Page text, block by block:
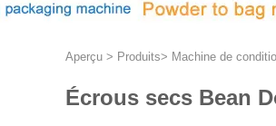
Aperçu > Produits> Machine de
Écrous secs Bean